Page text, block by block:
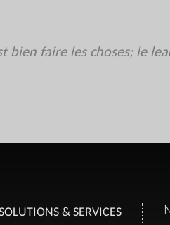
bien faire les choses; le
& SERVICES